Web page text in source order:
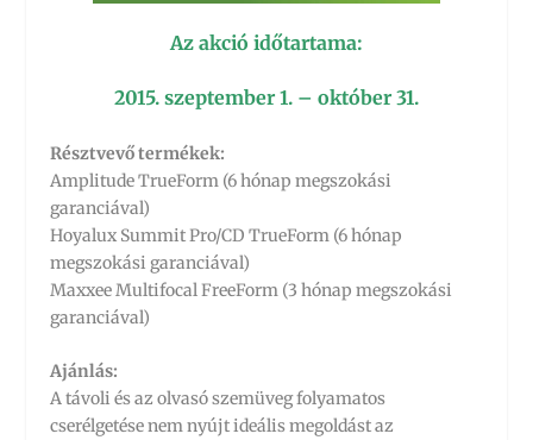
Az akció időtartama:
2015. szeptember 1. – október 31.
Résztvevő termékek:
Amplitude TrueForm (6 hónap megszokási
garanciával)
Hoyalux Summit Pro/CD TrueForm (6 hónap
megszokási garanciával)
Maxxee Multifocal FreeForm (3 hónap megszokási
garanciával)
Ajánlás:
A távoli és az olvasó szemüveg folyamatos
cserélgetése nem nyújt ideális megoldást az